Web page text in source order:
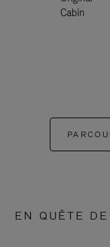
Cabin
EN QUÊTE